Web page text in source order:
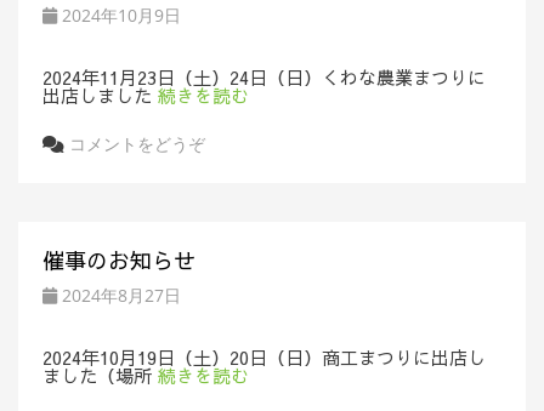
2024年10月9日
2024年11月23日（土）24日（日）くわな農業まつりに
出店しました 続きを読む
コメントをどうぞ
催事のお知らせ
2024年8月27日
2024年10月19日（土）20日（日）商工まつりに出店し
ました（場所 続きを読む